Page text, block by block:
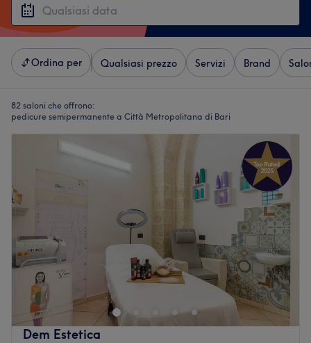
Ordina per Qualsiasi prezzo Servizi Brand
82 saloni che offrono:
pedicure semipermanente a Città Metropolitana di Bari
Dem Estetica